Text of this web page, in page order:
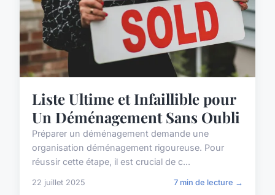
Liste Ultime et Infaillible pour
Un Déménagement Sans Oubli
Préparer un déménagement demande une
organisation déménagement rigoureuse. Pour
réussir cette étape, il est crucial de c...
22 juillet 2025 7 min de lecture →